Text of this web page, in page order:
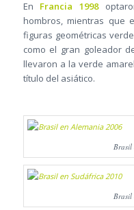
En Francia 1998
hombros, mientras que
figuras geométricas
como el gran goleador
llevaron a la verde
título del asiático.
Brasil
Brasil